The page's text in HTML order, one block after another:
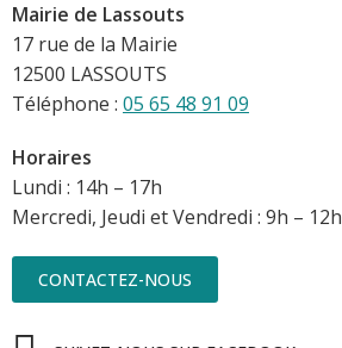
Mairie de Lassouts
17 rue de la Mairie
12500 LASSOUTS
Téléphone : 05 65 48 91 09
Horaires
Lundi : 14h – 17h
Mercredi, Jeudi et Vendredi : 9h – 12h
CONTACTEZ-NOUS